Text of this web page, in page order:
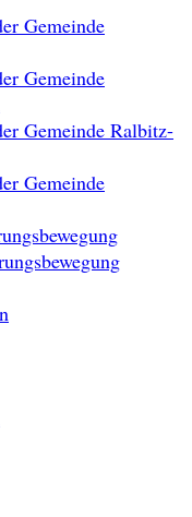
Gemeinde
Gemeinde
Gemeinde Ralbitz-
Gemeinde